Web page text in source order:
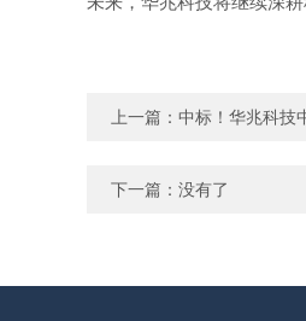
上一篇： 中标！华兆科技
下一篇：没有了